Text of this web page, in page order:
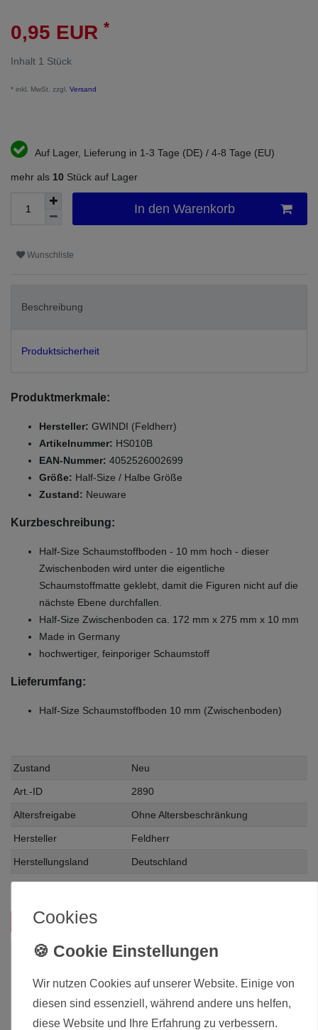
0,95 EUR *
Inhalt 1 Stück
* inkl. MwSt. zzgl. Versand
Auf Lager, Lieferung in 1-3 Tage (DE) / 4-8 Tage (EU)
mehr als 10 Stück auf Lager
In den Warenkorb
Wunschliste
Beschreibung
Produktsicherheit
Produktmerkmale:
Hersteller: GWINDI (Feldherr)
Artikelnummer: HS010B
EAN-Nummer: 4052526002699
Größe: Half-Size / Halbe Größe
Zustand: Neuware
Kurzbeschreibung:
Half-Size Schaumstoffboden - 10 mm hoch - dieser
Zwischenboden wird unter die eigentliche
Schaumstoffmatte geklebt, damit die Figuren nicht auf die
nächste Ebene durchfallen.
Half-Size Zwischenboden ca. 172 mm x 275 mm x 10 mm
Made in Germany
hochwertiger, feinporiger Schaumstoff
Lieferumfang:
Half-Size Schaumstoffboden 10 mm (Zwischenboden)
Zustand Neu
Art.-ID 2890
Altersfreigabe Ohne Altersbeschränkung
Hersteller Feldherr
Herstellungsland Deutschland
Inhalt 1 Stück
Das passt zu diesem Produkt:
JETZT im SALE!
Cookies
Wir nutzen Cookies auf unserer Website. Einige von
diesen sind essenziell, während andere uns helfen,
diese Website und Ihre Erfahrung zu verbessern.